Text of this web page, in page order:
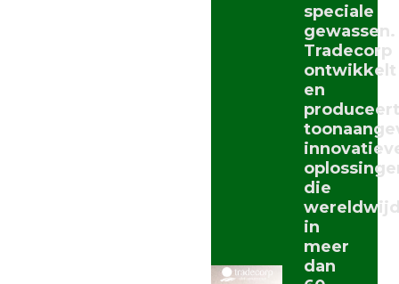
speciale
gewassen.
Tradecorp
ontwikkelt
en
produceert
die
in
meer
dan